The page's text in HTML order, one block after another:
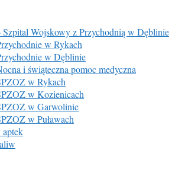
Szpital Wojskowy z Przychodnią w Dęblinie
w Rykach
w Dęblinie
i świąteczna pomoc medyczna
w Rykach
w Kozienicach
w Garwolinie
w Puławach